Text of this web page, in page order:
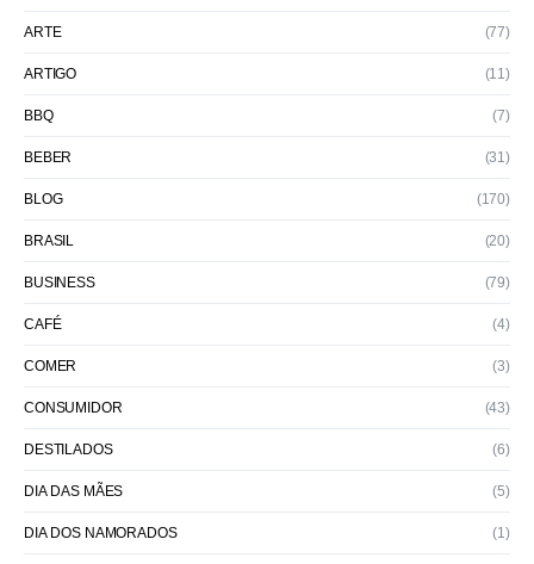
ARTE (77)
ARTIGO (11)
BBQ (7)
BEBER (31)
BLOG (170)
BRASIL (20)
BUSINESS (79)
CAFÉ (4)
COMER (3)
CONSUMIDOR (43)
DESTILADOS (6)
DIA DAS MÃES (5)
DIA DOS NAMORADOS (1)